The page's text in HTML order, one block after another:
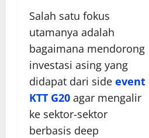
Salah satu fokus
utamanya adalah
bagaimana mendorong
investasi asing yang
didapat dari side event
KTT G20 agar mengalir
ke sektor-sektor
berbasis deep